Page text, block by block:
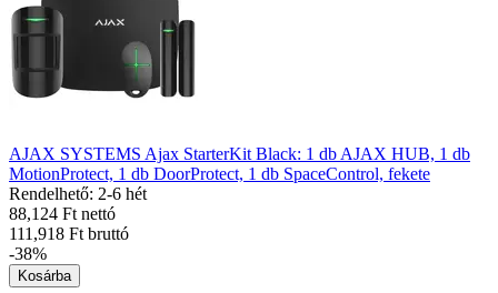
AJAX SYSTEMS Ajax StarterKit Black: 1 db AJAX HUB, 1 db
MotionProtect, 1 db DoorProtect, 1 db SpaceControl, fekete
Rendelhető: 2-6 hét
88,124 Ft nettó
111,918 Ft bruttó
-38%
Kosárba